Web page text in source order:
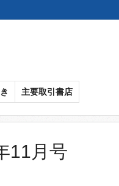
移
主要取引書店
11月号